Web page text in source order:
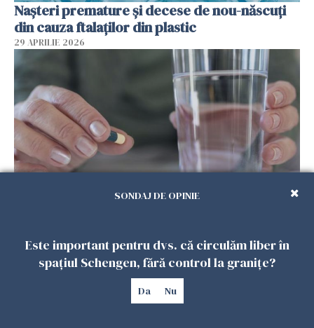
Nașteri premature și decese de nou-născuți
din cauza ftalaților din plastic
29 APRILIE 2026
29 APRILIE 2026
SONDAJ DE OPINIE
Este important pentru dvs. că circulăm liber în
spațiul Schengen, fără control la granițe?
Da Nu